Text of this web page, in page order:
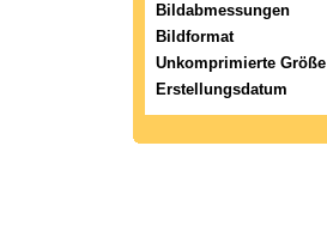
Bildabmessungen
Bildformat
Unkomprimierte Größe
Erstellungsdatum